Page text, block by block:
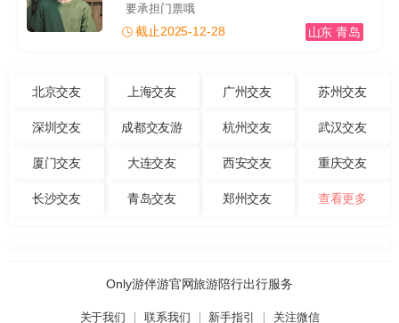
要承担门票哦
截止2025-12-28 山东 青岛
北京交友 上海交友 广州交友 苏州交友
深圳交友 成都交友游 杭州交友 武汉交友
厦门交友 大连交友 西安交友 重庆交友
长沙交友 青岛交友 郑州交友 查看更多
Only游伴游官网旅游陪行出行服务
关于我们 联系我们 新手指引 关注微信